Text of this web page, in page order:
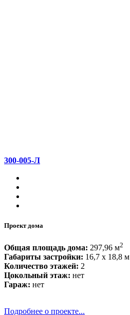
300-005-Л
Проект дома
Общая площадь дома: 297,96 м2
Габариты застройки: 16,7 x 18,8 м
Количество этажей: 2
Цокольный этаж: нет
Гараж: нет
Подробнее о проекте...